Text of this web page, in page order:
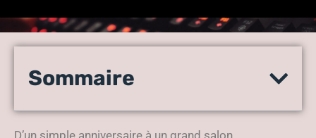
pour aider dans
?
Sommaire
D’un simple anniversaire à un grand salon